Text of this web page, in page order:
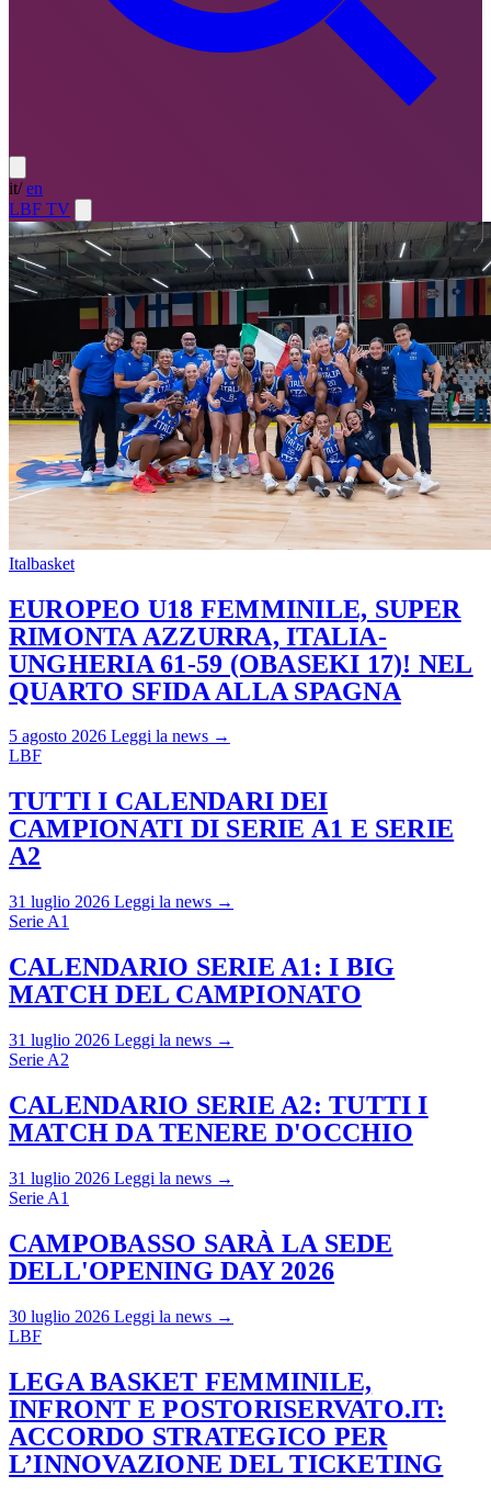
it/ en
LBF TV
Italbasket
EUROPEO U18 FEMMINILE, SUPER
RIMONTA AZZURRA, ITALIA-
UNGHERIA 61-59 (OBASEKI 17)! NEL
QUARTO SFIDA ALLA SPAGNA
5 agosto 2026 Leggi la news →
LBF
TUTTI I CALENDARI DEI
CAMPIONATI DI SERIE A1 E SERIE
A2
31 luglio 2026 Leggi la news →
Serie A1
CALENDARIO SERIE A1: I BIG
MATCH DEL CAMPIONATO
31 luglio 2026 Leggi la news →
Serie A2
CALENDARIO SERIE A2: TUTTI I
MATCH DA TENERE D'OCCHIO
31 luglio 2026 Leggi la news →
Serie A1
CAMPOBASSO SARÀ LA SEDE
DELL'OPENING DAY 2026
30 luglio 2026 Leggi la news →
LBF
LEGA BASKET FEMMINILE,
INFRONT E POSTORISERVATO.IT:
ACCORDO STRATEGICO PER
L’INNOVAZIONE DEL TICKETING